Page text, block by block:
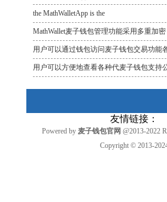
the MathWalletApp is the
MathWallet麦子钱包管理功能采用多重加密
用户可以通过钱包访问麦子钱包交易功能
用户可以方便地查看各种代麦子钱包支持
友情链接：
Powered by 麦子钱包官网 @2013-2022
Copyright © 2013-